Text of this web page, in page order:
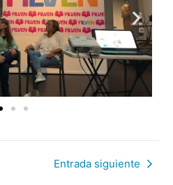
Entrada siguiente